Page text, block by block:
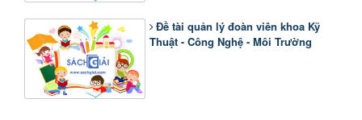
Đề tài quản lý đoàn viên khoa Kỹ
Thuật - Công Nghệ - Môi Trường